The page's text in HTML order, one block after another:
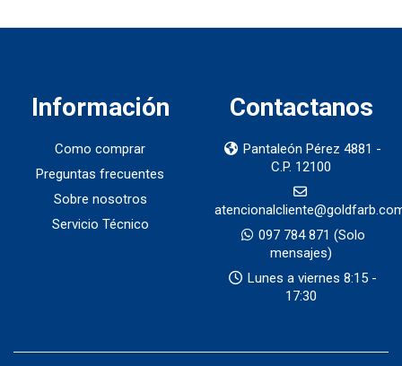
Información
Como comprar
Preguntas frecuentes
Sobre nosotros
Servicio Técnico
Contactanos
Pantaleón Pérez 4881 -
C.P. 12100
097 784 871 (Solo
mensajes)
Lunes a viernes 8:15 -
17:30